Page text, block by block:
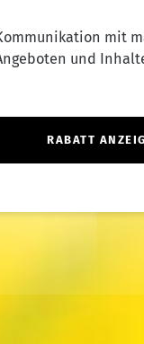
mit
und
RABATT